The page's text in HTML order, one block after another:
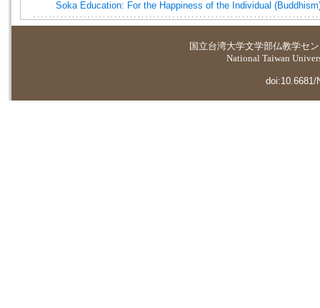
Soka Education: For the Happiness of the Individual
国立台湾大学文学部仏教学セ
National Taiwan
doi:10.6681/